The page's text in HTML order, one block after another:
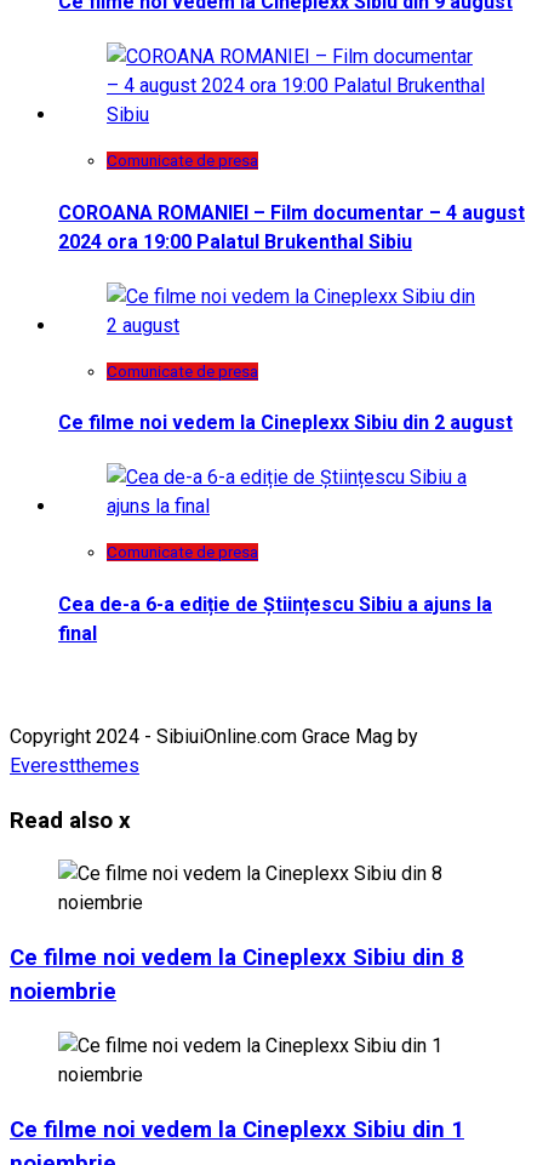
Comunicate de presa
COROANA ROMANIEI – Film documentar – 4 august
2024 ora 19:00 Palatul Brukenthal Sibiu
Comunicate de presa
Ce filme noi vedem la Cineplexx Sibiu din 2 august
Comunicate de presa
Cea de-a 6-a ediție de Științescu Sibiu a ajuns la
final
Copyright 2024 - SibiuiOnline.com Grace Mag by
Everestthemes
Read also x
Ce filme noi vedem la Cineplexx Sibiu din 8
noiembrie
Ce filme noi vedem la Cineplexx Sibiu din 1